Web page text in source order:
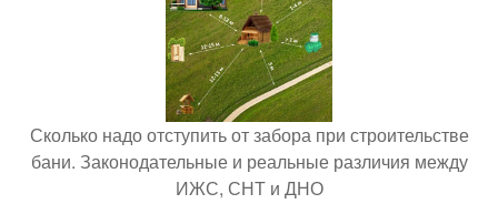
Сколько надо отступить от забора при строительстве
бани. Законодательные и реальные различия между
ИЖС, СНТ и ДНО